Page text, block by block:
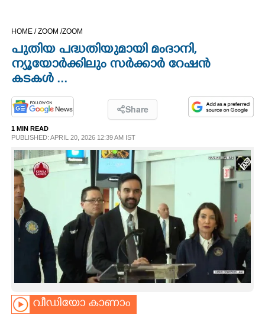
OPINION
PHOTOS
LIFESTYLE
SPIRITUAL
INFO+
ASTRO
CARTOONS
HOME /ZOOM /ZOOM
പുതിയ പദ്ധതിയുമായി മംദാനി,
ന്യൂയോർക്കിലും സർക്കാർ റേഷൻ
കടകൾ ...
Share
1 MIN READ
PUBLISHED: APRIL 20, 2026 12:39 AM IST
വീഡിയോ കാണാം